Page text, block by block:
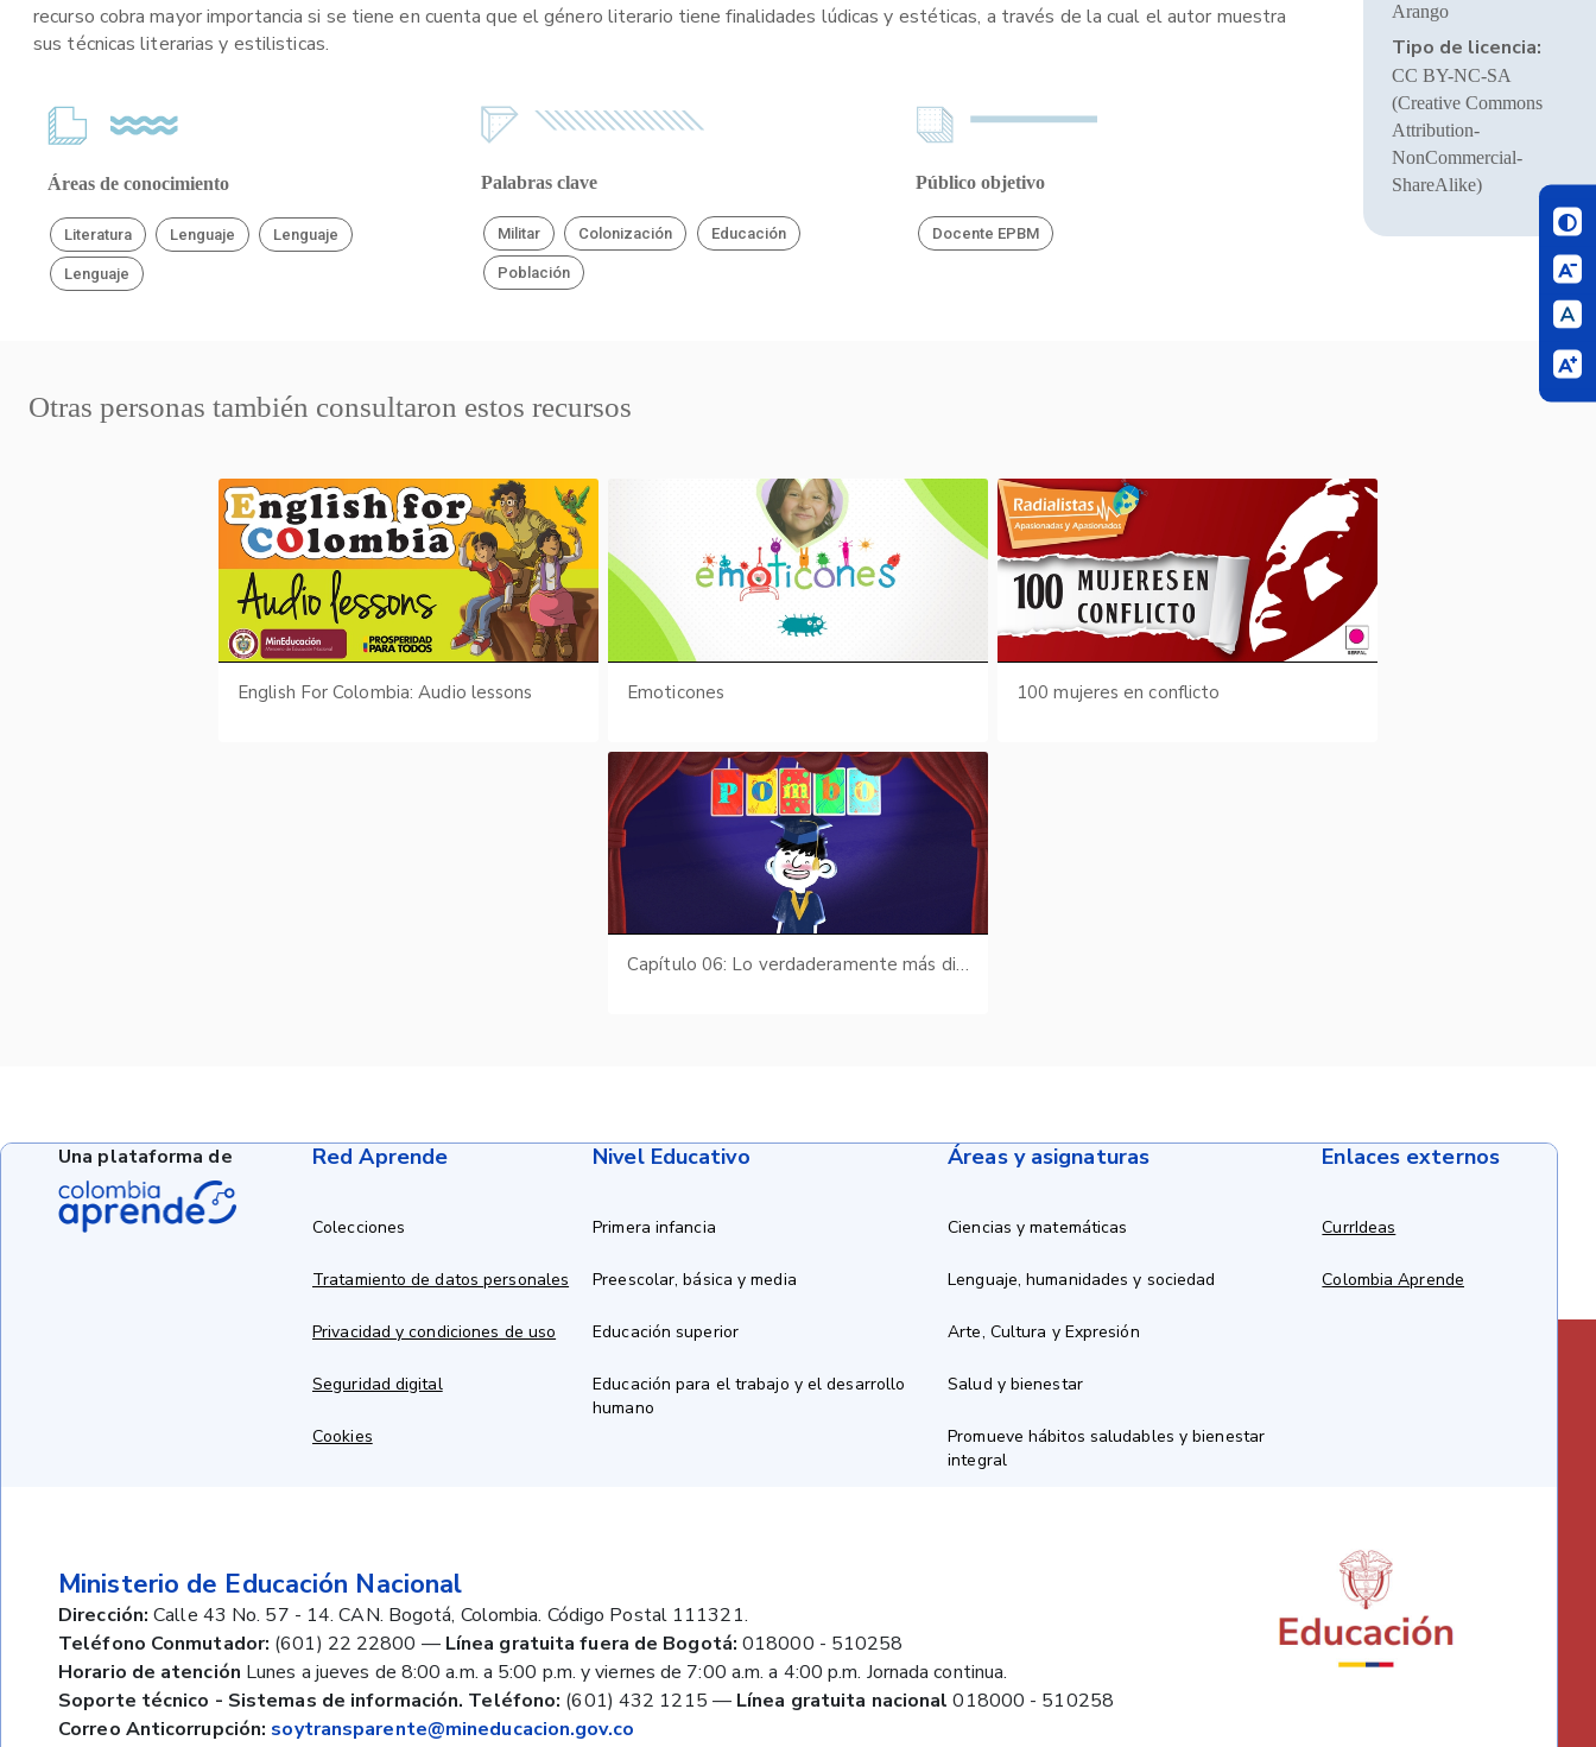
recurso cobra mayor importancia si se tiene en cuenta que el género literario tiene finalidades lúdicas y estéticas, a través de la cual el autor muestra
sus técnicas literarias y estilisticas.
Áreas de conocimiento
Literatura Lenguaje Lenguaje
Lenguaje
Palabras clave
Militar Colonización Educación
Población
Público objetivo
Docente EPBM
Arango
Tipo de licencia:
CC BY-NC-SA
(Creative Commons
Attribution-
NonCommercial-
ShareAlike)
Otras personas también consultaron estos recursos
English For Colombia: Audio lessons Emoticones 100 mujeres en conflicto
Capítulo 06: Lo verdaderamente más difícil
Red Aprende
Colecciones
Tratamiento de datos personales
Privacidad y condiciones de uso
Seguridad digital
Cookies
Nivel Educativo
Primera infancia
Preescolar, básica y media
Educación superior
Educación para el trabajo y el desarrollo
humano
Áreas y asignaturas
Ciencias y matemáticas
Lenguaje, humanidades y sociedad
Arte, Cultura y Expresión
Salud y bienestar
Promueve hábitos saludables y bienestar
integral
Enlaces externos
CurrIdeas
Colombia Aprende
Ministerio de Educación Nacional
Dirección: Calle 43 No. 57 - 14. CAN. Bogotá, Colombia. Código Postal 111321.
Teléfono Conmutador: (601) 22 22800 — Línea gratuita fuera de Bogotá: 018000 - 510258
Horario de atención Lunes a jueves de 8:00 a.m. a 5:00 p.m. y viernes de 7:00 a.m. a 4:00 p.m. Jornada continua.
Soporte técnico - Sistemas de información. Teléfono: (601) 432 1215 — Línea gratuita nacional 018000 - 510258
Correo Anticorrupción: soytransparente@mineducacion.gov.co
Una plataforma de